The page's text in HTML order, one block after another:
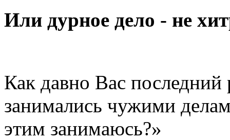
Или дурное дело - не
Как давно Вас последний
занимались чужими
этим занимаюсь?»